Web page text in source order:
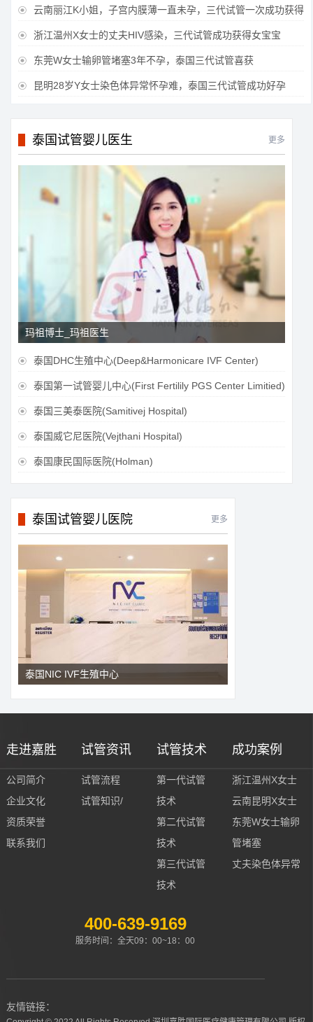
 云南丽江K小姐，子宫内膜薄一直未孕，三代试管一次成功获得
 浙江温州X女士的丈夫HIV感染，三代试管成功获得女宝宝
 东莞W女士输卵管堵塞3年不孕，泰国三代试管喜获
 昆明28岁Y女士染色体异常怀孕难，泰国三代试管成功好孕
泰国试管婴儿医生 更多
玛祖博士_玛祖医生
 泰国DHC生殖中心(Deep&Harmonicare IVF Center)
 泰国第一试管婴儿中心(First Fertilily PGS Center Limitied)
 泰国三美泰医院(Samitivej Hospital)
 泰国威它尼医院(Vejthani Hospital)
 泰国康民国际医院(Holman)
泰国试管婴儿医院 更多
泰国NIC IVF生殖中心
走进嘉胜
公司简介
企业文化
资质荣誉
联系我们
试管资讯
试管流程
试管知识/
试管技术
第一代试管
技术
第二代试管
技术
第三代试管
技术
成功案例
浙江温州X女士
云南昆明X女士
东莞W女士输卵
管堵塞
丈夫染色体异常
400-639-9169
服务时间：全天09：00~18：00
友情链接：